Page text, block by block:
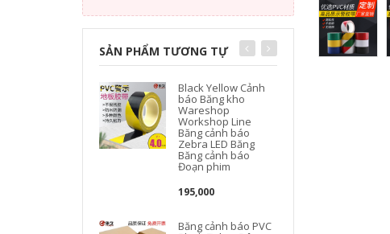
SẢN PHẨM TƯƠNG TỰ
Black Yellow Cảnh
báo Băng kho
Wareshop
Workshop Line
Băng cảnh báo
Zebra LED Băng
Băng cảnh báo
Đoạn phim
195,000
Băng cảnh báo PVC